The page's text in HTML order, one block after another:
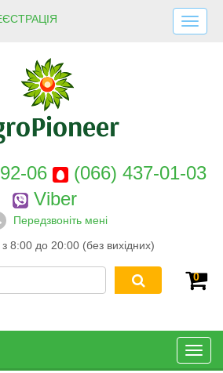
І ОПЛАТА
ПРО НАС
ГАРАНТІЇ
КОНТАКТИ
06
(066) 437-01-03
Viber
Передзвоніть мені
8:00 до 20:00 (без вихідних)
0